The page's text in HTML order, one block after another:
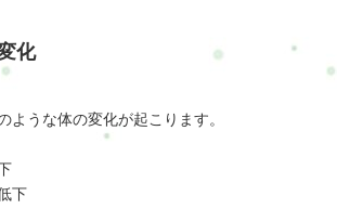
化
ような体の変化が起こります。
下